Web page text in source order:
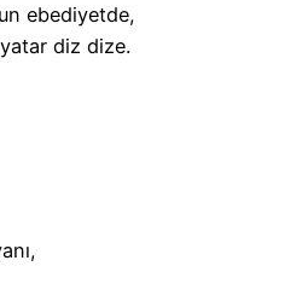
ebediyetde,
diz dize.